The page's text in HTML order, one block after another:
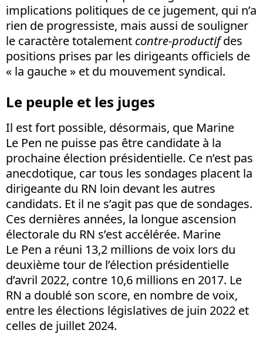
implications politiques de ce jugement, qui n’a
rien de progressiste, mais aussi de souligner
le caractère totalement contre-productifdes
positions prises par les dirigeants officiels de
« la gauche » et du mouvement syndical.
Le peuple et les juges
Il est fort possible, désormais, que Marine
Le Pen ne puisse pas être candidate à la
prochaine élection présidentielle. Ce n’est pas
anecdotique, car tous les sondages placent la
dirigeante du RN loin devant les autres
candidats. Et il ne s’agit pas que de sondages.
Ces dernières années, la longue ascension
électorale du RN s’est accélérée. Marine
Le Pen a réuni 13,2 millions de voix lors du
deuxième tour de l’élection présidentielle
d’avril 2022, contre 10,6 millions en 2017. Le
RN a doublé son score, en nombre de voix,
entre les élections législatives de juin 2022 et
celles de juillet 2024.